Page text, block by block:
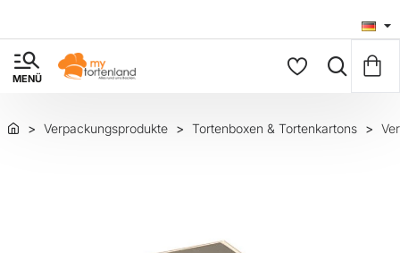
Verpackungsprodukte Tortenboxen & Tortenkartons